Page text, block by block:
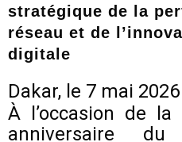
stratégique de la
réseau et de
digitale
Dakar, le 7 mai 2026
À l’occasion de la
anniversaire